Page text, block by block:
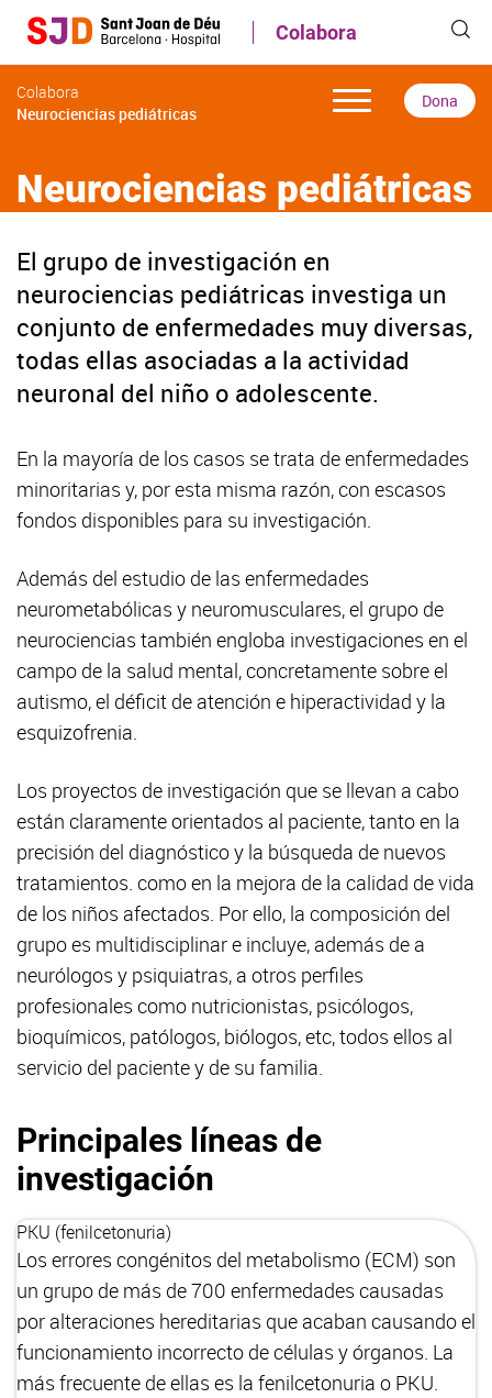
Pasar
contenido
principal
Colabora
Colabora
Neurociencias pediátricas
Dona
Neurociencias pediátricas
El grupo de investigación en
neurociencias pediátricas investiga un
conjunto de enfermedades muy diversas,
todas ellas asociadas a la actividad
neuronal del niño o adolescente.
En la mayoría de los casos se trata de enfermedades
minoritarias y, por esta misma razón, con escasos
fondos disponibles para su investigación.
Además del estudio de las enfermedades
neurometabólicas y neuromusculares, el grupo de
neurociencias también engloba investigaciones en el
campo de la salud mental, concretamente sobre el
autismo, el déficit de atención e hiperactividad y la
esquizofrenia.
Los proyectos de investigación que se llevan a cabo
están claramente orientados al paciente, tanto en la
precisión del diagnóstico y la búsqueda de nuevos
tratamientos. como en la mejora de la calidad de vida
de los niños afectados. Por ello, la composición del
grupo es multidisciplinar e incluye, además de a
neurólogos y psiquiatras, a otros perfiles
profesionales como nutricionistas, psicólogos,
bioquímicos, patólogos, biólogos, etc, todos ellos al
servicio del paciente y de su familia.
Principales líneas de
investigación
PKU (fenilcetonuria)
Los errores congénitos del metabolismo (ECM) son
un grupo de más de 700 enfermedades causadas
por alteraciones hereditarias que acaban causando el
funcionamiento incorrecto de células y órganos. La
más frecuente de ellas es la fenilcetonuria o PKU.